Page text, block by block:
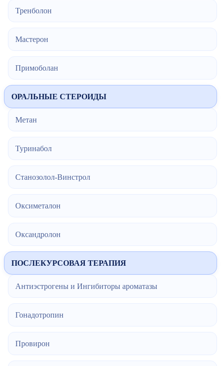
Тренболон
Мастерон
Примоболан
ОРАЛЬНЫЕ СТЕРОИДЫ
Метан
Туринабол
Станозолол-Винстрол
Оксиметалон
Оксандролон
ПОСЛЕКУРСОВАЯ ТЕРАПИЯ
Антиэстрогены и Ингибиторы ароматазы
Гонадотропин
Провирон